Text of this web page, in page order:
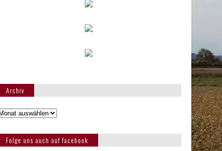
Archiv
Folge uns auch auf facebook